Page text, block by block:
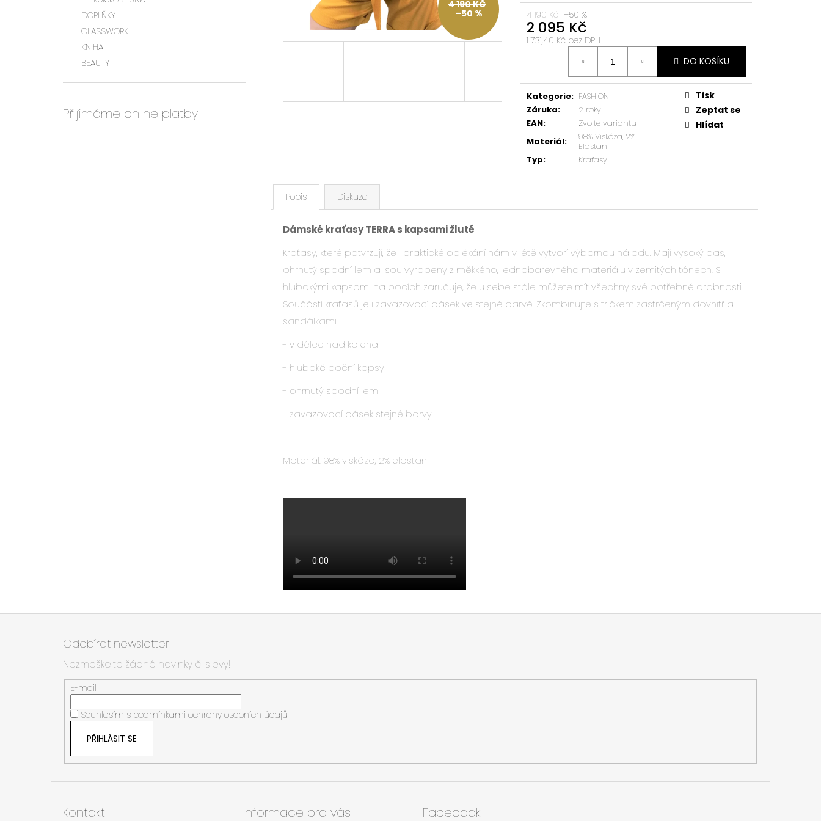
DOPLŇKY
GLASSWORK
KNIHA
BEAUTY
Přijímáme online platby
4 190 Kč –50 %
2 095 Kč
1 731,40 Kč bez DPH
DO KOŠÍKU
Kategorie: FASHION
Záruka:
2 roky
EAN:
Zvolte variantu
Materiál:
98% Viskóza, 2%
Elastan
Typ: Kraťasy
Tisk
Zeptat se
Hlídat
4 190 KČ
–50 %
Popis Diskuze
Dámské kraťasy TERRA s kapsami žluté
Kraťasy, které potvrzují, že i praktické oblékání nám v létě vytvoří výbornou náladu. Mají vysoký pas,
ohrnutý spodní lem a jsou vyrobeny z měkkého, jednobarevného materiálu v zemitých tónech. S
hlubokými kapsami na bocích zaručuje, že u sebe stále můžete mít všechny své potřebné drobnosti.
Součástí kraťasů je i zavazovací pásek ve stejné barvě. Zkombinujte s tričkem zastrčeným dovnitř a
sandálkami.
- v délce nad kolena
- hluboké boční kapsy
- ohrnutý spodní lem
- zavazovací pásek stejné barvy
Materiál: 98% viskóza, 2% elastan
Z
Odebírat newsletter
Nezmeškejte žádné novinky či slevy!
E-mail
Souhlasím s podmínkami ochrany osobních údajů
PŘIHLÁSIT SE
Kontakt Informace pro vás Facebook